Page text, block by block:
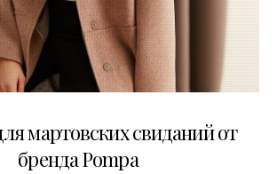
мартовских свиданий от
бренда Pompa